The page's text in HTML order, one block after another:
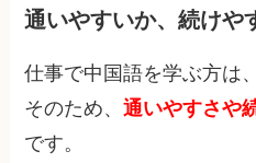
通いやすいか、続けや
仕事で中国語を学ぶ方は
そのため、通いやすさや
です。